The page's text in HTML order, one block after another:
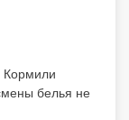
Кормили
белья не